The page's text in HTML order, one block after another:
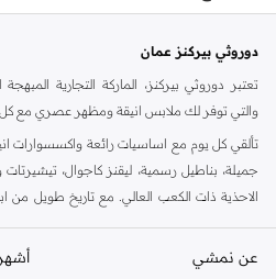
دوروثي بيركنز عمان
تعتبر دوروثي بيركنز، الماركة التجارية المبهجة
والتي توفر لك ملابس انيقة ومظهر عصري مع
تألقي كل يوم مع اساسيات رائعة واكسسوارات
جميلة، بناطيل رسمية، ليقنز كاجوال،
الاحذية ذات الكعب العالي. مع تاريخ طويل من
كنت تقومين بتجديد خزانة ملابسك الملائمة
عن نمشي